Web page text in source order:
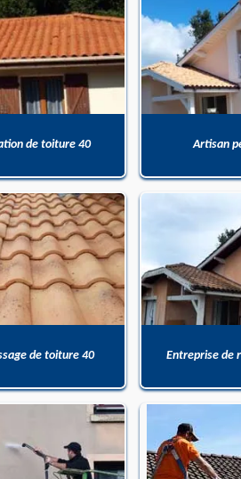
de toiture 40 Artisan
de toiture 40 Entreprise de